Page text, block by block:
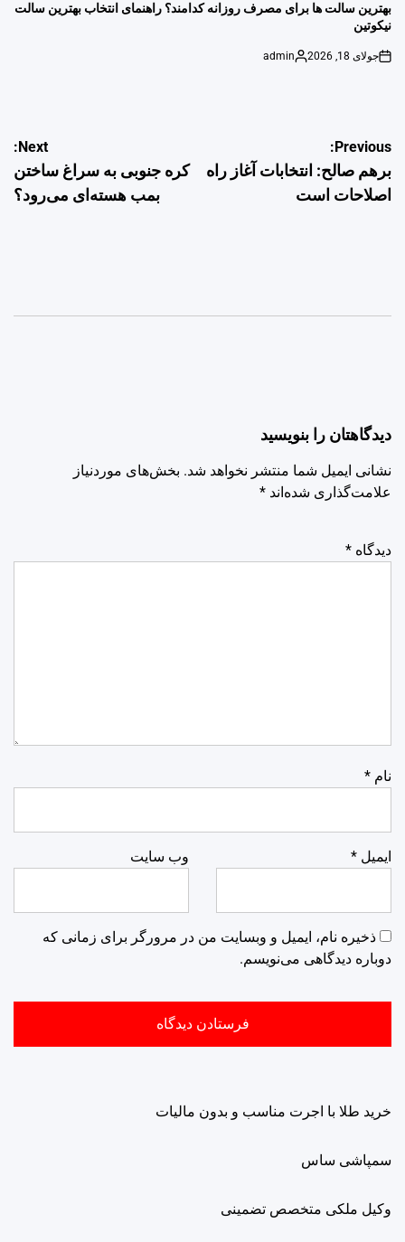
بهترین سالت ها برای مصرف روزانه کدامند؟ راهنمای انتخاب بهترین سالت
نیکوتین
on
جولای 18, 2026
Posted
admin
راهبری
نوشته
Previous:
برهم صالح: انتخابات آغاز راه
اصلاحات است
Next:
کره جنوبی به سراغ ساختن
بمب هسته‌ای می‌رود؟
دیدگاهتان را بنویسید
نشانی ایمیل شما منتشر نخواهد شد. بخش‌های موردنیاز
علامت‌گذاری شده‌اند *
دیدگاه *
نام *
ایمیل * وب‌ سایت
ذخیره نام، ایمیل و وبسایت من در مرورگر برای زمانی که
دوباره دیدگاهی می‌نویسم.
خرید طلا با اجرت مناسب و بدون مالیات
سمپاشی ساس
وکیل ملکی متخصص تضمینی